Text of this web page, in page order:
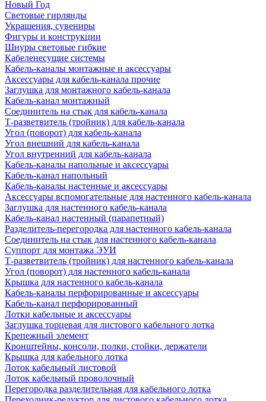
Новый Год
Световые гирлянды
Украшения, сувениры
Фигуры и конструкции
Шнуры световые гибкие
Кабеленесущие системы
Кабель-каналы монтажные и аксессуары
Аксессуары для кабель-канала прочие
Заглушка для монтажного кабель-канала
Кабель-канал монтажный
Соединитель на стык для кабель-канала
Т-разветвитель (тройник) для кабель-канала
Угол (поворот) для кабель-канала
Угол внешний для кабель-канала
Угол внутренний для кабель-канала
Кабель-каналы напольные и аксессуары
Кабель-канал напольный
Кабель-каналы настенные и аксессуары
Аксессуары вспомогательные для настенного кабель-канала
Заглушка для настенного кабель-канала
Кабель-канал настенный (парапетный)
Разделитель-перегородка для настенного кабель-канала
Соединитель на стык для настенного кабель-канала
Суппорт для монтажа ЭУИ
Т-разветвитель (тройник) для настенного кабель-канала
Угол (поворот) для настенного кабель-канала
Крышка для настенного кабель-канала
Кабель-каналы перфорированные и аксессуары
Кабель-канал перфорированный
Лотки кабельные и аксессуары
Заглушка торцевая для листового кабельного лотка
Крепежный элемент
Кронштейны, консоли, полки, стойки, держатели
Крышка для кабельного лотка
Лоток кабельный листовой
Лоток кабельный проволочный
Перегородка разделительная для кабельного лотка